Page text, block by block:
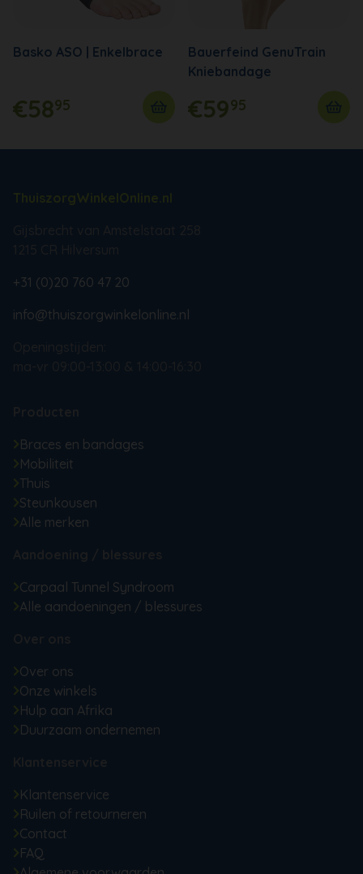
Basko ASO | Enkelbrace
€5895
Bauerfeind GenuTrain
Kniebandage
€5995
+31 (0)20 760 47 20
info@thuiszorgwinkelonline.nl
Braces en bandages
Mobiliteit
Thuis
Steunkousen
Alle merken
Carpaal Tunnel Syndroom
Alle aandoeningen / blessures
Over ons
Onze winkels
Hulp aan Afrika
Duurzaam ondernemen
Klantenservice
Ruilen of retourneren
Contact
FAQ